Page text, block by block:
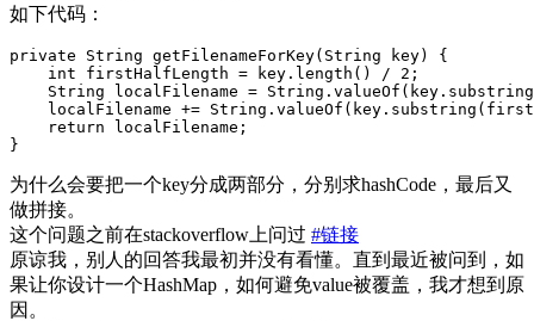
如下代码：
private String getFilenameForKey( String key)
{
int
firstHalfLength = key . length () / 2 ;
String
localFilename = String . valueOf ( key . substring
localFilename += String . valueOf ( key . substring (
return
localFilename ;
}
为什么会要把一个key分成两部分，分别求hashCode，最后又
做拼接。
这个问题之前在stackoverflow上问过 #链接
原谅我，别人的回答我最初并没有看懂。直到最近被问到，如
果让你设计一个HashMap，如何避免value被覆盖，我才想到原
因。